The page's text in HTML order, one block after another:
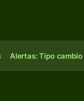
Alertas: Tipo cambio